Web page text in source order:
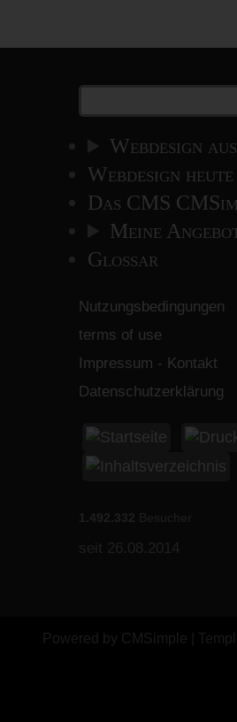
Webdesign
Webdesign heute
Das CMS
Meine
Glossar
Nutzungsbedingungen
terms of use
Impressum - Kontakt
Datenschutzerklärung
Powered by CMSimple |